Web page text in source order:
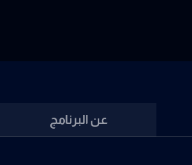
عن البرنامج